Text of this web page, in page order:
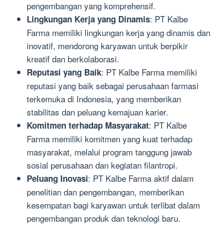
pengembangan yang komprehensif.
Lingkungan Kerja yang Dinamis: PT Kalbe
Farma memiliki lingkungan kerja yang dinamis dan
inovatif, mendorong karyawan untuk berpikir
kreatif dan berkolaborasi.
Reputasi yang Baik: PT Kalbe Farma memiliki
reputasi yang baik sebagai perusahaan farmasi
terkemuka di Indonesia, yang memberikan
stabilitas dan peluang kemajuan karier.
Komitmen terhadap Masyarakat: PT Kalbe
Farma memiliki komitmen yang kuat terhadap
masyarakat, melalui program tanggung jawab
sosial perusahaan dan kegiatan filantropi.
Peluang Inovasi: PT Kalbe Farma aktif dalam
penelitian dan pengembangan, memberikan
kesempatan bagi karyawan untuk terlibat dalam
pengembangan produk dan teknologi baru.